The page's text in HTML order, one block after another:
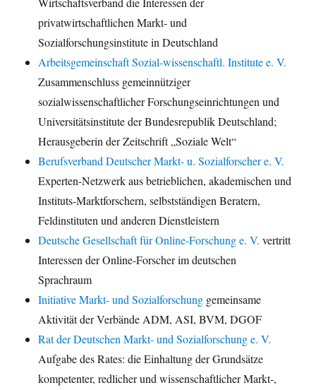
privatwirtschaftlichen Markt- und
Sozialforschungsinstitute in Deutschland
Arbeitsgemeinschaft Sozial-wissenschaftl. Institute e. V.
Zusammenschluss gemeinnütziger
sozialwissenschaftlicher Forschungseinrichtungen und
Universitätsinstitute der Bundesrepublik Deutschland;
Herausgeberin der Zeitschrift „Soziale Welt“
Berufsverband Deutscher Markt- u. Sozialforscher e. V.
Experten-Netzwerk aus betrieblichen, akademischen und
Instituts-Marktforschern, selbstständigen Beratern,
Feldinstituten und anderen Dienstleistern
Deutsche Gesellschaft für Online-Forschung e. V. vertritt
Interessen der Online-Forscher im deutschen
Sprachraum
Initiative Markt- und Sozialforschung gemeinsame
Aktivität der Verbände ADM, ASI, BVM, DGOF
Rat der Deutschen Markt- und Sozialforschung e. V.
Aufgabe des Rates: die Einhaltung der Grundsätze
kompetenter, redlicher und wissenschaftlicher Markt-,